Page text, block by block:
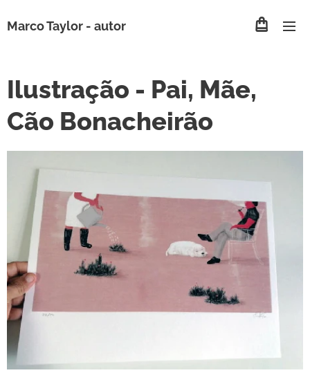
Marco Taylor - autor
Ilustração - Pai, Mãe,
Cão Bonacheirão